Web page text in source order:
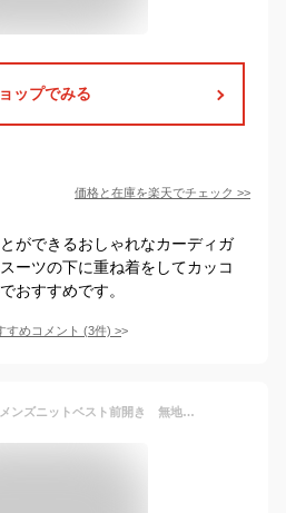
ップでみる
価格と在庫を楽天でチェック >>
ができるおしゃれなカーディガ
ーツの下に重ね着をしてカッコ
おすすめです。
すめコメント (3件) >
ニットベスト Vネック メンズニットベスト前開き 無地 日本製 ウォッシャブル メンズ ビジネス カジュアル 洗える 家庭洗濯OK ウール混 春秋冬